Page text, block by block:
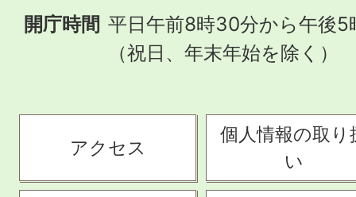
開庁時間 平日午前8時30分から午後5
（祝日、年末年始を除く）
アクセス
個人情報の取り
い